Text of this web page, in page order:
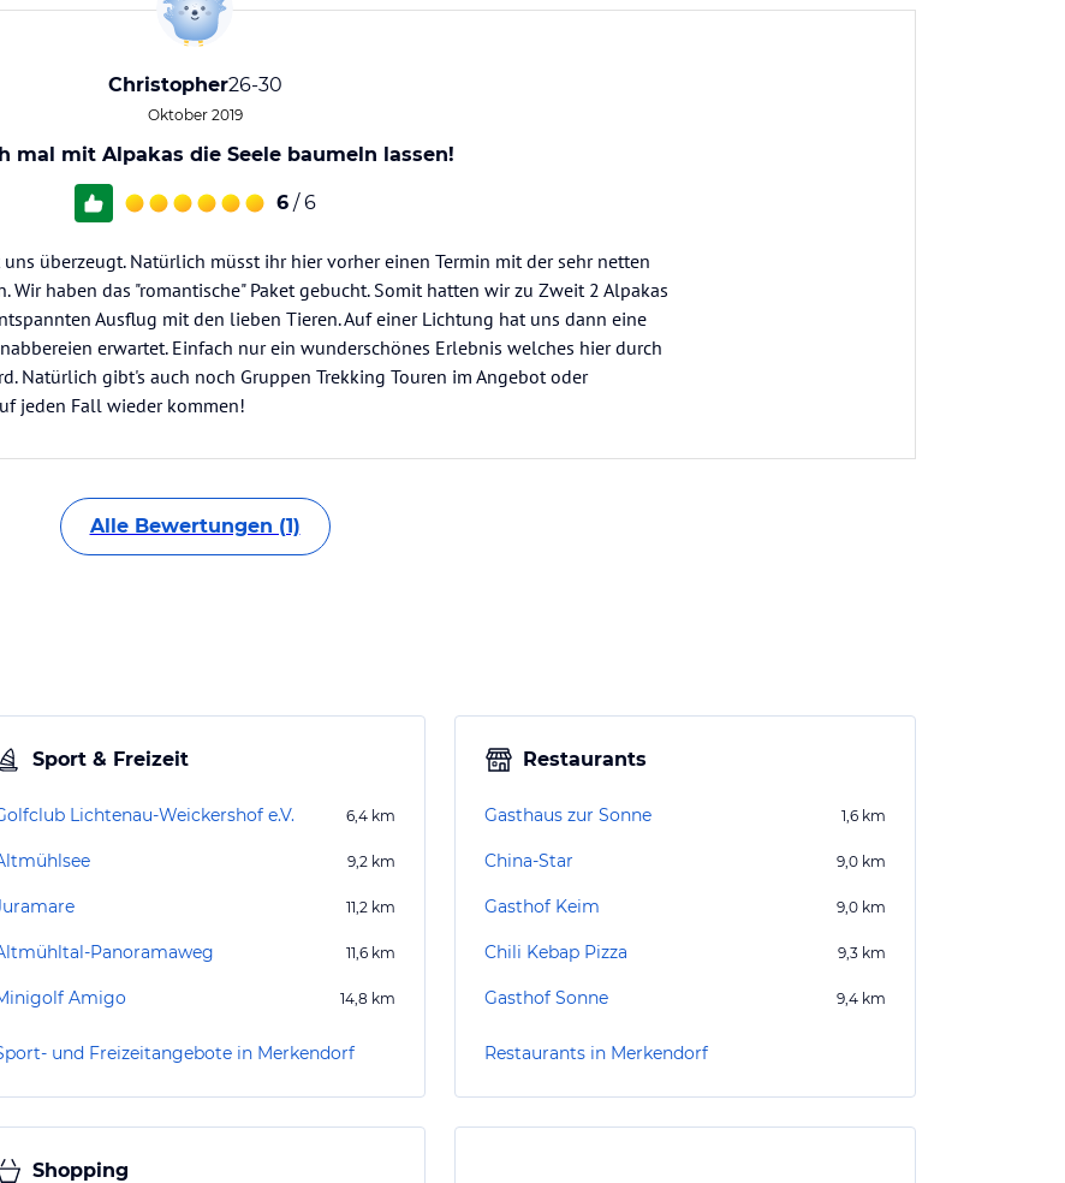
Christopher26-30
Oktober 2019
mal mit Alpakas die Seele baumeln lassen!
6 / 6
uns überzeugt. Natürlich müsst ihr hier vorher einen Termin mit der sehr netten
Wir haben das "romantische" Paket gebucht. Somit hatten wir zu Zweit 2 Alpakas
Ausflug mit den lieben Tieren. Auf einer Lichtung hat uns dann eine
erwartet. Einfach nur ein wunderschönes Erlebnis welches hier durch
Natürlich gibt's auch noch Gruppen Trekking Touren im Angebot oder
jeden Fall wieder kommen!
Alle Bewertungen (1)
Sport & Freizeit
Lichtenau-Weickershof e.V. 6,4 km
9,2 km
11,2 km
Panoramaweg 11,6 km
Amigo 14,8 km
und Freizeitangebote in Merkendorf
Restaurants
Gasthaus zur Sonne 1,6 km
China-Star 9,0 km
Gasthof Keim 9,0 km
Chili Kebap Pizza 9,3 km
Gasthof Sonne 9,4 km
Restaurants in Merkendorf
Shopping